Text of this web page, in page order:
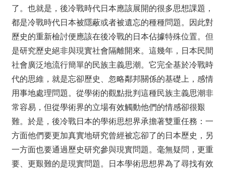
了。也就是，後冷戰時代日本應該展開的很多思想課題，
都是冷戰時代日本被隱蔽或者被遺忘的種種問題。因此對
歷史的重新檢討便應該在後冷戰的日本佔據特殊位置。但
是研究歷史絕非與現實社會隔離開來。這幾年，日本民間
社會廣泛地流行簡單的民族主義思潮。它完全基於冷戰時
代的思維，就是忘卻歷史、忽略鄰邦關係的基礎上，感情
用事地處理問題。從學術的觀點批判這種民族主義思潮非
常容易，但從學術界的立場有效觸動他們的情感卻很艱
難。於是，後冷戰日本的學術思想界承擔著雙重任務：一
方面他們要更加真實地研究曾經被忘卻了的日本歷史，另
一方面也要通過歷史研究參與現實問題。毫無疑問，更重
要、更艱難的是現實問題。日本學術思想界為了尋找有效